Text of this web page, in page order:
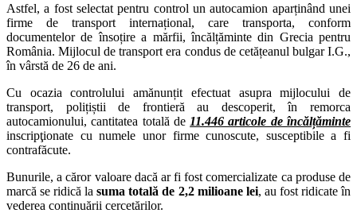
Astfel, a fost selectat pentru control un autocamion aparținând unei
firme de transport internațional, care transporta, conform
documentelor de însoțire a mărfii, încălțăminte din Grecia pentru
România. Mijlocul de transport era condus de cetățeanul bulgar I.G.,
în vârstă de 26 de ani.
Cu ocazia controlului amănunțit efectuat asupra mijlocului de
transport, polițiștii de frontieră au descoperit, în remorca
autocamionului, cantitatea totală de 11.446 articole de încălțăminte
inscripţionate cu numele unor firme cunoscute, susceptibile a fi
contrafăcute.
Bunurile, a căror valoare dacă ar fi fost comercializate ca produse de
marcă se ridică lasuma totală de 2,2 milioane lei, au fost ridicate în
vederea continuării cercetărilor.